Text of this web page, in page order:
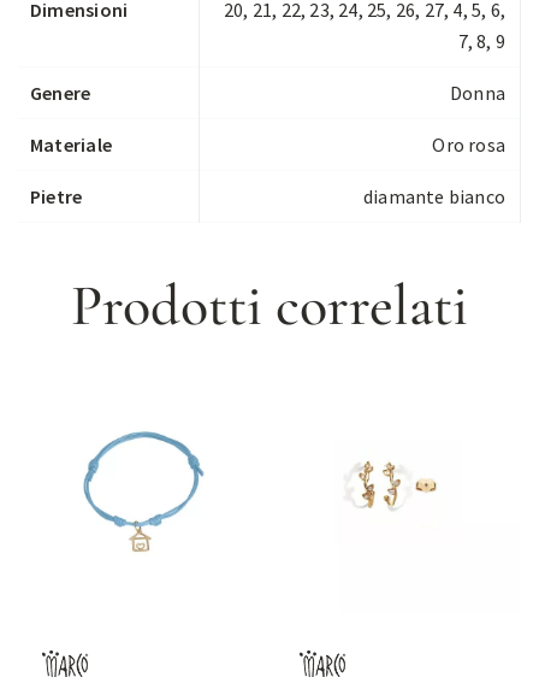
Dimensioni
20, 21, 22, 23, 24, 25, 26, 27, 4, 5, 6,
7, 8, 9
Genere Donna
Materiale Oro rosa
Pietre diamante bianco
Prodotti correlati